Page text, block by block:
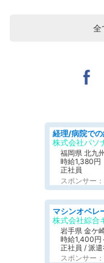
全
株式会社パソ
福岡県 北九
時給1,380円
正社員
スポンサー
株式会社綜合
岩手県 金ケ
時給1,400円
正社員 / 派遣
スポンサー